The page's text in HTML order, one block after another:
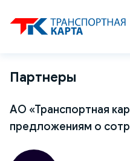
Партнеры
АО «Транспортная
предложениям о